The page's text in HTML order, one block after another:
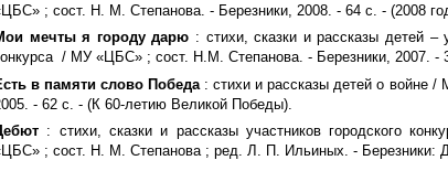
; сост. Н. М. Степанова. - Березники, 2008. - 64 с. - (2008
мечты я городу дарю : стихи, сказки и рассказы детей –
/ МУ «ЦБС» ; сост. Н.М. Степанова. - Березники, 2007. -
в памяти слово Победа : стихи и рассказы детей о войне
- 62 с. - (К 60-летию Великой Победы).
: стихи, сказки и рассказы участников городского
; сост. Н. М. Степанова ; ред. Л. П. Ильиных. - Березники: